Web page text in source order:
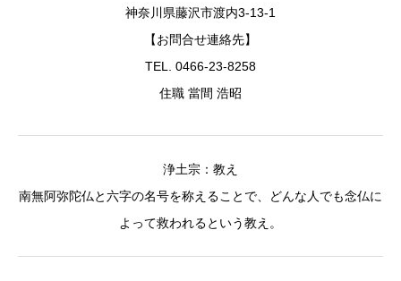
神奈川県藤沢市渡内3-13-1
【お問合せ連絡先】
TEL. 0466-23-8258
住職 當間 浩昭
浄土宗：教え
南無阿弥陀仏と六字の名号を称えることで、どんな人でも念仏に
よって救われるという教え。